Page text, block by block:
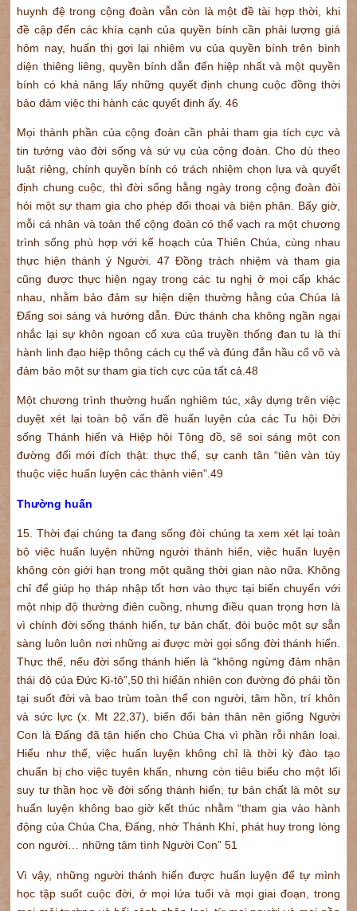
huynh đệ trong cộng đoàn vẫn còn là một đề tài hợp thời, khi
đề cập đến các khía cạnh của quyền bính cần phải lượng giá
hôm nay, huấn thị gợi lại nhiệm vụ của quyền bính trên bình
diện thiêng liêng, quyền bính dẫn đến hiệp nhất và một quyền
bính có khả năng lấy những quyết định chung cuộc đồng thời
bảo đảm việc thi hành các quyết định ấy. 46
Mọi thành phần của cộng đoàn cần phải tham gia tích cực và
tin tưởng vào đời sống và sứ vụ của cộng đoàn. Cho dù theo
luật riêng, chính quyền bính có trách nhiệm chọn lựa và quyết
định chung cuộc, thì đời sống hằng ngày trong cộng đoàn đòi
hỏi một sự tham gia cho phép đối thoại và biện phân. Bấy giờ,
mỗi cá nhân và toàn thể cộng đoàn có thể vạch ra một chương
trình sống phù hợp với kế hoạch của Thiên Chúa, cùng nhau
thực hiện thánh ý Người. 47 Đồng trách nhiệm và tham gia
cũng được thực hiện ngay trong các tu nghị ở mọi cấp khác
nhau, nhằm bảo đảm sự hiện diện thường hằng của Chúa là
Đấng soi sáng và hướng dẫn. Đức thánh cha không ngần ngại
nhắc lại sự khôn ngoan cổ xưa của truyền thống đan tu là thi
hành linh đạo hiệp thông cách cụ thể và đúng đắn hầu cổ võ và
đảm bảo một sự tham gia tích cực của tất cả.48
Một chương trình thường huấn nghiêm túc, xây dựng trên việc
duyệt xét lại toàn bộ vấn đề huấn luyện của các Tu hội Đời
sống Thánh hiến và Hiệp hội Tông đồ, sẽ soi sáng một con
đường đổi mới đích thật: thực thế, sự canh tân “tiên vàn tùy
thuộc việc huấn luyện các thành viên”.49
Thường huấn
15. Thời đại chúng ta đang sống đòi chúng ta xem xét lại toàn
bộ việc huấn luyện những người thánh hiến, việc huấn luyện
không còn giới hạn trong một quãng thời gian nào nữa. Không
chỉ để giúp họ tháp nhập tốt hơn vào thực tại biến chuyển với
một nhịp độ thường điên cuồng, nhưng điều quan trọng hơn là
vì chính đời sống thánh hiến, tự bản chất, đòi buộc một sự sẵn
sàng luôn luôn nơi những ai được mời gọi sống đời thánh hiến.
Thực thế, nếu đời sống thánh hiến là “không ngừng đảm nhận
thái độ của Đức Ki-tô”,50 thì hiểân nhiên con đường đó phải tồn
tại suốt đời và bao trùm toàn thể con người, tâm hồn, trí khôn
và sức lực (x. Mt 22,37), biến đổi bản thân nên giống Người
Con là Đấng đã tận hiến cho Chúa Cha vì phần rỗi nhân loại.
Hiểu như thế, việc huấn luyện không chỉ là thời kỳ đào tạo
chuẩn bị cho việc tuyên khấn, nhưng còn tiêu biểu cho một lối
suy tư thần học về đời sống thánh hiến, tự bản chất là một sự
huấn luyện không bao giờ kết thúc nhằm “tham gia vào hành
động của Chúa Cha, Đấng, nhờ Thánh Khí, phát huy trong lòng
con người… những tâm tình Người Con” 51
Vì vậy, những người thánh hiến được huấn luyện để tự mình
học tập suốt cuộc đời, ở mọi lứa tuổi và mọi giai đoạn, trong